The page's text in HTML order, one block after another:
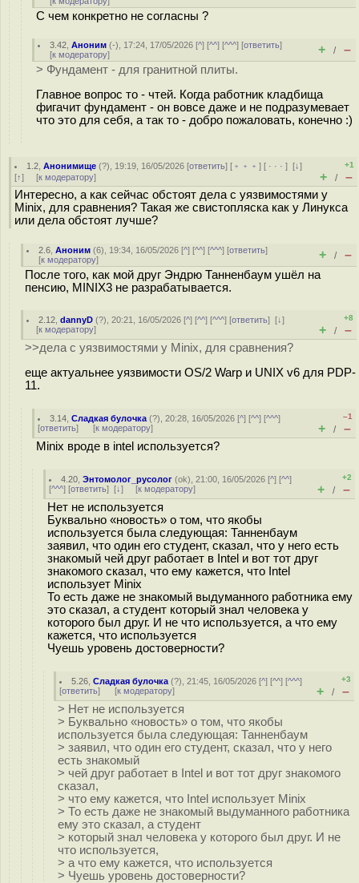
С чем конкретно не согласны ?
3.42 ,Аноним (-), 17:24, 17/05/2026 [^] [^^] [^^^] [ответить]
[к модератору] + / –
> Фундамент - для гранитной плиты.
Главное вопрос то - чтей. Когда работник кладбища
фигачит фундамент - он вовсе даже и не подразумевает
что это для себя, а так то - добро пожаловать, конечно :)
1.2 ,Анонимище (?), 19:19, 16/05/2026 [ответить] [ ﹢﹢﹢] [ · · ·][↓]
[↑] [к модератору]
+1
+ / –
Интересно, а как сейчас обстоят дела с уязвимостями у
Minix, для сравнения? Такая же свистопляска как у Линукса
или дела обстоят лучше?
2.6 ,Аноним (6), 19:34, 16/05/2026 [^] [^^] [^^^] [ответить]
[к модератору] + / –
После того, как мой друг Эндрю Танненбаум ушёл на
пенсию, MINIX3 не разрабатывается.
2.12 ,dannyD (?), 20:21, 16/05/2026 [^] [^^] [^^^] [ответить][↓]
[к модератору]
+8
+ / –
>>дела с уязвимостями у Minix, для сравнения?
еще актуальнее уязвимости OS/2 Warp и UNIX v6 для PDP-
11.
3.14 ,Сладкая булочка (?), 20:28, 16/05/2026 [^] [^^] [^^^]
[ответить] [к модератору]
–1
+ / –
Minix вроде в intel используется?
4.20 ,Энтомолог_русолог (ok), 21:00, 16/05/2026 [^] [^^]
[^^^] [ответить] [↓] [к модератору]
+2
+ / –
Нет не используется
Буквально «новость» о том, что якобы
используется была следующая: Танненбаум
заявил, что один его студент, сказал, что у него есть
знакомый чей друг работает в Intel и вот тот друг
знакомого сказал, что ему кажется, что Intel
использует Minix
То есть даже не знакомый выдуманного работника ему
это сказал, а студент который знал человека у
которого был друг. И не что используется, а что ему
кажется, что используется
Чуешь уровень достоверности?
5.26 ,Сладкая булочка (?), 21:45, 16/05/2026 [^] [^^] [^^^]
[ответить] [к модератору]
+3
+ / –
> Нет не используется
> Буквально «новость» о том, что якобы
используется была следующая: Танненбаум
> заявил, что один его студент, сказал, что у него
есть знакомый
> чей друг работает в Intel и вот тот друг знакомого
сказал,
> что ему кажется, что Intel использует Minix
> То есть даже не знакомый выдуманного работника
ему это сказал, а студент
> который знал человека у которого был друг. И не
что используется,
> а что ему кажется, что используется
> Чуешь уровень достоверности?